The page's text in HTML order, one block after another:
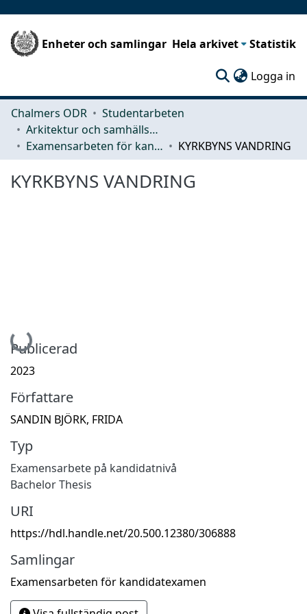
Enheter och samlingar Hela arkivet Statistik
Logga in
Chalmers ODR
Studentarbeten
Arkitektur och samhällsbyggnadsteknik (ACE)
Examensarbeten för kandidatexamen
KYRKBYNS VANDRING
KYRKBYNS VANDRING
Hämtar...
Publicerad
2023
Författare
SANDIN BJÖRK, FRIDA
Typ
Examensarbete på kandidatnivå
Bachelor Thesis
URI
https://hdl.handle.net/20.500.12380/306888
Samlingar
Examensarbeten för kandidatexamen